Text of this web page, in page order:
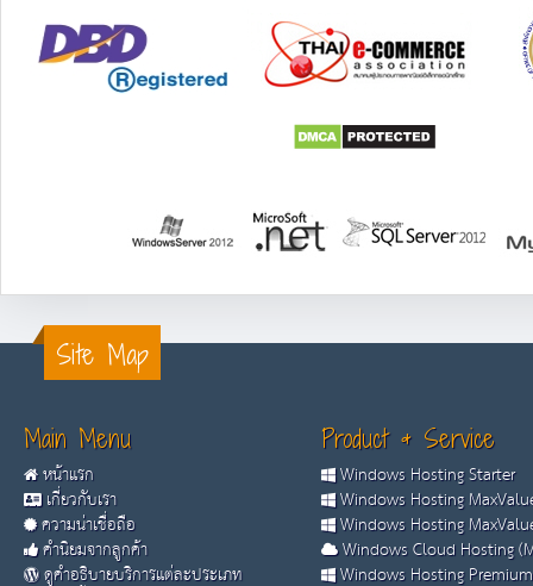
Site Map
Main Menu
หน้าแรก
เกี่ยวกับเรา
ความน่าเชื่อถือ
คำนิยมจากลูกค้า
ดูคำอธิบายบริการแต่ละประเภท
Product & Service
Windows Hosting Starter
Windows Hosting
Windows Hosting
Windows Cloud Hosting
Windows Hosting